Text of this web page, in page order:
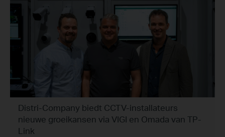
Distri-Company biedt CCTV-installateurs
nieuwe groeikansen via VIGI en Omada van TP-
Link